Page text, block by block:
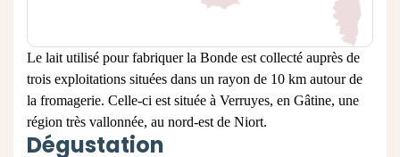
Le lait utilisé pour fabriquer la Bonde est collecté auprès de
trois exploitations situées dans un rayon de 10 km autour de
la fromagerie. Celle-ci est située à Verruyes, en Gâtine, une
région très vallonnée, au nord-est de Niort.
Dégustation